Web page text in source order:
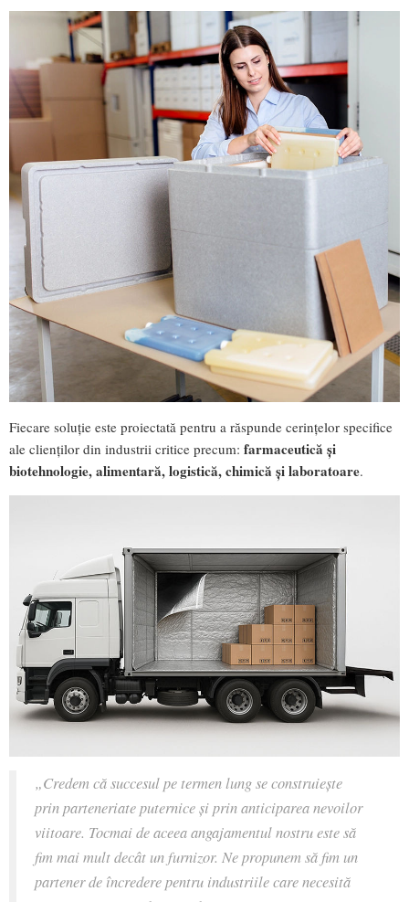
Fiecare soluție este proiectată pentru a răspunde cerințelor specifice
ale clienților din industrii critice precum: farmaceutică și
biotehnologie, alimentară, logistică, chimică și laboratoare.
„Credem că succesul pe termen lung se construiește
prin parteneriate puternice și prin anticiparea nevoilor
viitoare. Tocmai de aceea angajamentul nostru este să
fim mai mult decât un furnizor. Ne propunem să fim un
partener de încredere pentru industriile care necesită